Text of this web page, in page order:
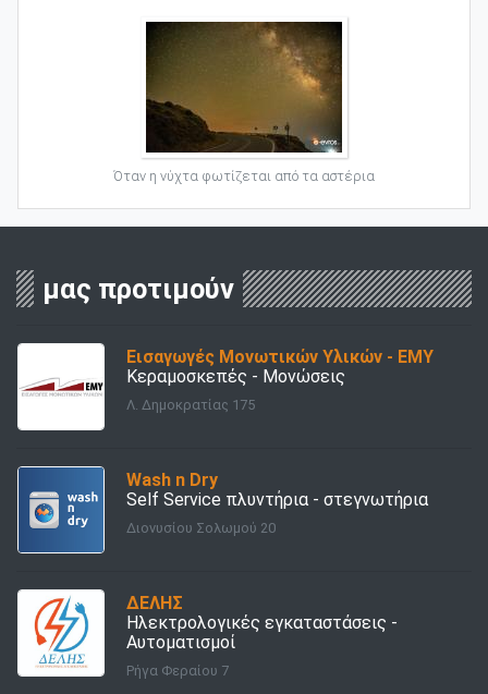
Όταν η νύχτα φωτίζεται από τα αστέρια
μας προτιμούν
Εισαγωγές Μονωτικών Υλικών - ΕΜΥ
Κεραμοσκεπές - Μονώσεις
Λ. Δημοκρατίας 175
Wash n Dry
Self Service πλυντήρια - στεγνωτήρια
Διονυσίου Σολωμού 20
ΔΕΛΗΣ
Ηλεκτρολογικές εγκαταστάσεις -
Αυτοματισμοί
Ρήγα Φεραίου 7